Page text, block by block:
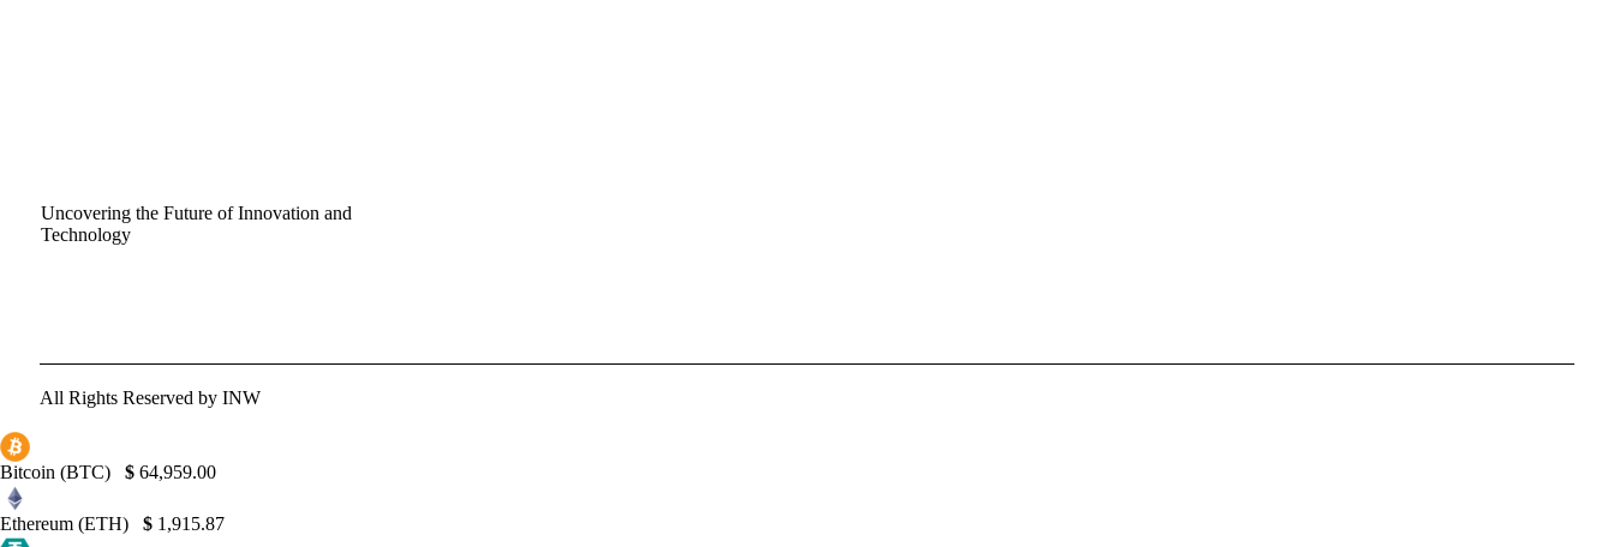
Uncovering the Future of Innovation and
Technology
All Rights Reserved by INW
Bitcoin (BTC) $ 64,959.00
Ethereum (ETH) $ 1,915.87